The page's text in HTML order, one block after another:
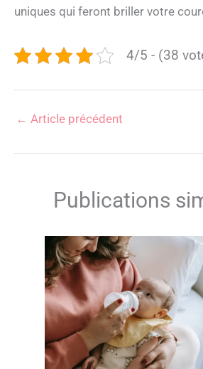
uniques qui feront briller votre
4/5 - (38
← Article précédent
Publications